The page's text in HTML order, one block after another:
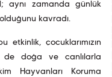
aynı zamanda günlük
kavradı.
etkinlik, çocuklarımızın
de doğa ve canlılarla
Hayvanları Koruma